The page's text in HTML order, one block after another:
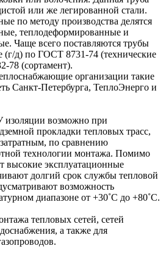
или же легированной стали.
по методу производства делятся
теплодеформированные и
Чаще всего поставляются трубы
(г/д) по ГОСТ 8731-74 (технические
78 (сортамент).
организации такие
Санкт-Петербурга, ТеплоЭнерго и
возможно при
прокладки тепловых трасс,
по сравнению
технологии монтажа. Помимо
эксплуатационные
долгий срок службы тепловой
возможность
диапазоне от +30˚C до +80˚C.
тепловых сетей, сетей
а также для